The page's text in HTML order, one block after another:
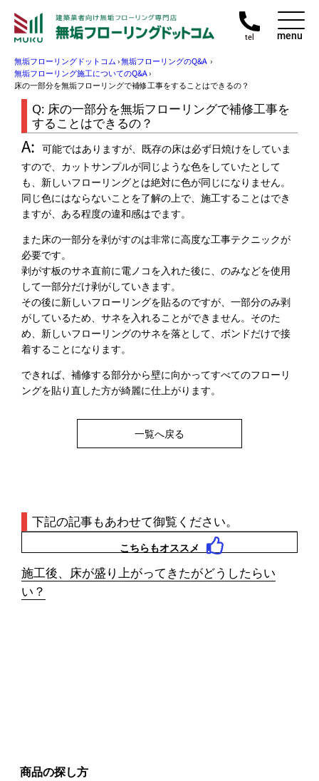
tel menu
無垢フローリングドットコム›無垢フローリングのQ&A ›
無垢フローリング施工についてのQ&A›
床の一部分を無垢フローリングで補修工事をすることはできるの？
床の一部分を無垢フローリングで補修工事を
することはできるの？
可能ではありますが、既存の床は必ず日焼けをしていま
すので、カットサンプルが同じような色をしていたとして
も、新しいフローリングとは絶対に色が同じになりません。
同じ色にはならないことを了解の上で、施工することはでき
ますが、ある程度の違和感はでます。
また床の一部分を剥がすのは非常に高度な工事テクニックが
必要です。
剥がす板のサネ直前に電ノコを入れた後に、のみなどを使用
して一部分だけ剥がしていきます。
その後に新しいフローリングを貼るのですが、一部分のみ剥
がしているため、サネを入れることができません。そのた
め、新しいフローリングのサネを落として、ボンドだけで接
着することになります。
できれば、補修する部分から壁に向かってすべてのフローリ
ングを貼り直した方が綺麗に仕上がります。
一覧へ戻る
下記の記事もあわせて御覧ください。
こちらもオススメ
施工後、床が盛り上がってきたがどうしたらい
い？
商品の探し方